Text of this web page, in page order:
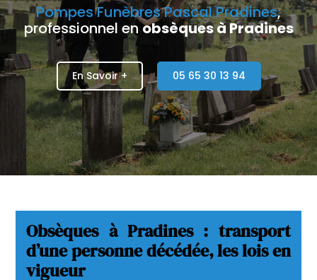
Pompes Funèbres Pascal Pradines,
professionnel enobsèques à Pradines
En Savoir + 05 65 30 13 94
Obsèques à Pradines : transport
d’une personne décédée, les lois en
vigueur